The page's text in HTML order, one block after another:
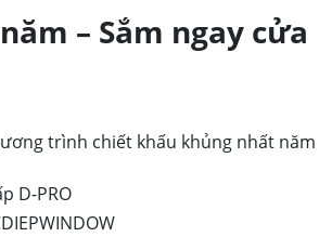
– Sắm ngay cửa
trình chiết khấu khủng nhất năm
D-PRO